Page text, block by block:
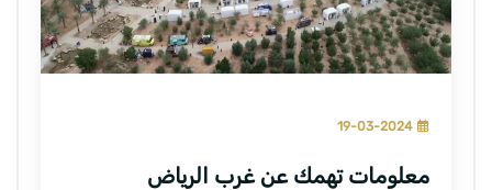
19-03-2024
معلومات تهمك عن غرب الرياض